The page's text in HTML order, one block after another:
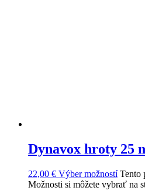
Dynavox hroty 25
22,00 € Výber možností Tento
Možnosti si môžete vybrať na